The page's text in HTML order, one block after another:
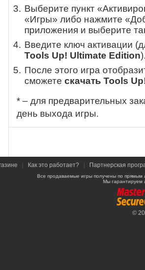
Выберите пункт
«Игры» либо нажмите
приложения и выберите
Введите ключ активации
Tools Up! Ultimate Edition
После этого игра
сможете скачать Tools
* – для предварительных
день выхода игры.
Как это работает? Партнерская
Все продаваемые игры получены по
Мы гарантируем
©